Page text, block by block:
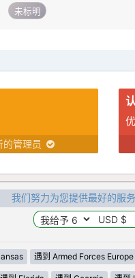
未标明
的管理员
我们努力为您提供最好的服
遇到 Armed Forces Europe